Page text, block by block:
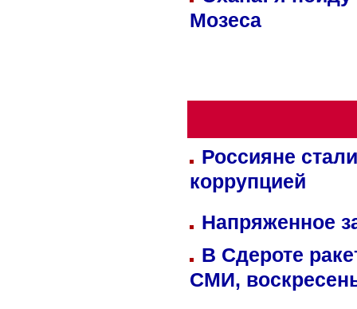
Мозеса
Россияне
коррупцией
Напряженное
В Сдероте
СМИ,